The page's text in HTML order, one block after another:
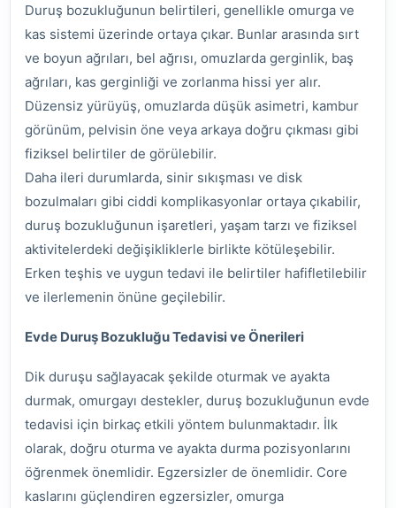
Duruş bozukluğunun belirtileri, genellikle omurga ve
kas sistemi üzerinde ortaya çıkar. Bunlar arasında sırt
ve boyun ağrıları, bel ağrısı, omuzlarda gerginlik, baş
ağrıları, kas gerginliği ve zorlanma hissi yer alır.
Düzensiz yürüyüş, omuzlarda düşük asimetri, kambur
görünüm, pelvisin öne veya arkaya doğru çıkması gibi
fiziksel belirtiler de görülebilir.
Daha ileri durumlarda, sinir sıkışması ve disk
bozulmaları gibi ciddi komplikasyonlar ortaya çıkabilir,
duruş bozukluğunun işaretleri, yaşam tarzı ve fiziksel
aktivitelerdeki değişikliklerle birlikte kötüleşebilir.
Erken teşhis ve uygun tedavi ile belirtiler hafifletilebilir
ve ilerlemenin önüne geçilebilir.
Evde Duruş Bozukluğu Tedavisi ve Önerileri
Dik duruşu sağlayacak şekilde oturmak ve ayakta
durmak, omurgayı destekler, duruş bozukluğunun evde
tedavisi için birkaç etkili yöntem bulunmaktadır. İlk
olarak, doğru oturma ve ayakta durma pozisyonlarını
öğrenmek önemlidir. Egzersizler de önemlidir. Core
kaslarını güçlendiren egzersizler, omurga